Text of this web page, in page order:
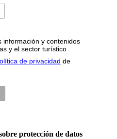
información y contenidos
y el sector turístico
de privacidad de
protección de datos